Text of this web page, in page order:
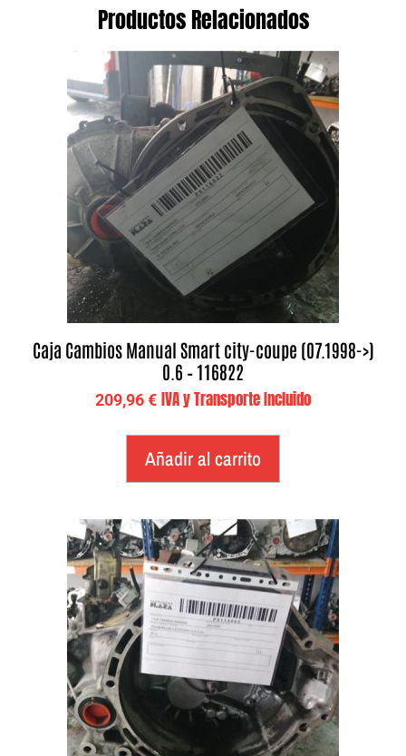
Productos Relacionados
Caja Cambios Manual Smart city-coupe (07.1998->)
0.6 – 116822
209,96€ IVA y Transporte Incluido
Añadir al carrito